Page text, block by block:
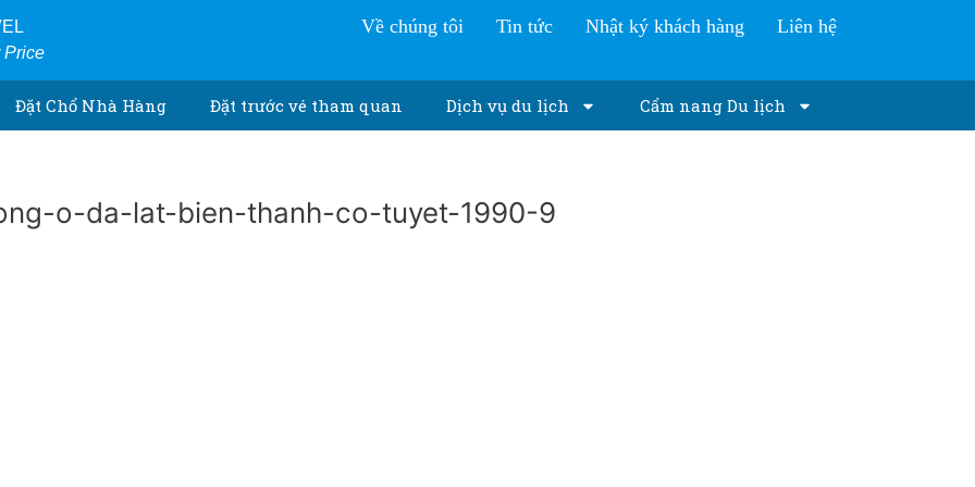
Price
Về chúng tôi Tin tức Nhật ký khách hàng Liên hệ
Đặt Chổ Nhà Hàng Đặt trước vé tham quan Dịch vụ du lịch Cẩm nang Du lịch
o-da-lat-bien-thanh-co-tuyet-1990-9